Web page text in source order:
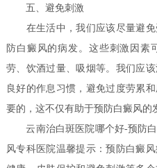
五、避免刺激
在生活中，我们应该尽量避免
防白癜风的病发。这些刺激因素
劳、饮酒过量、吸烟等。我们应
良好的作息习惯，避免过度劳累
要的，这不仅有助于预防白癜风的
云南治白斑医院哪个好-预防白
风专科医院温馨提示：预防白癜